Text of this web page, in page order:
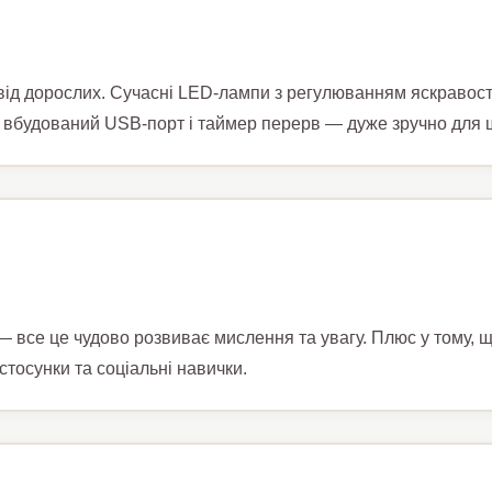
дорослих. Сучасні LED-лампи з регулюванням
USB-порт і таймер перерв — дуже зручно для
це чудово розвиває мислення та увагу. Плюс у тому,
та соціальні навички.